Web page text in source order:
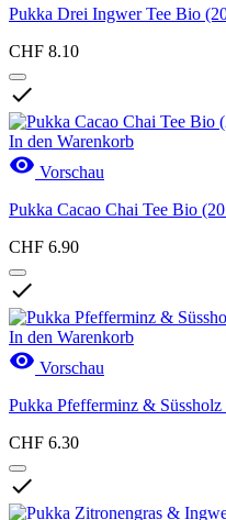
Pukka Drei Ingwer Tee Bio
CHF 8.10

In den Warenkorb
 Vorschau
Pukka Cacao Chai Tee Bio
CHF 6.90

In den Warenkorb
 Vorschau
Pukka Pfefferminz &
CHF 6.30
